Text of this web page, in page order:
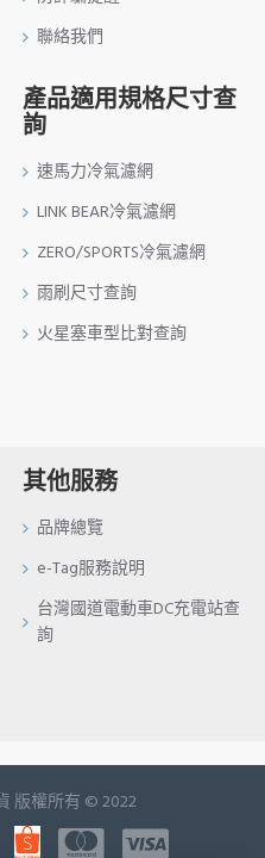
聯絡我們
產品適用規格尺寸查
詢
速馬力冷氣濾網
LINK BEAR冷氣濾網
ZERO/SPORTS冷氣濾網
雨刷尺寸查詢
火星塞車型比對查詢
其他服務
品牌總覽
e-Tag服務說明
台灣國道電動車DC充電站查
詢
版權所有 © 2022